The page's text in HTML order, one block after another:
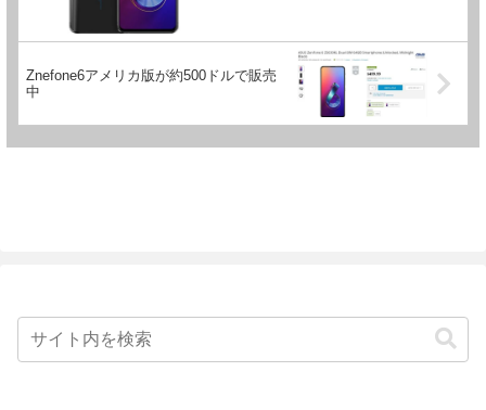
Znefone6アメリカ版が約500ドルで販売
中